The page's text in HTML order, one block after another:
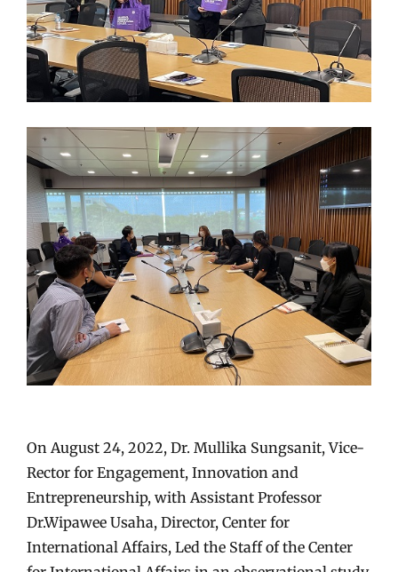
On August 24, 2022, Dr. Mullika Sungsanit, Vice-
Rector for Engagement, Innovation and
Entrepreneurship, with Assistant Professor
Dr.Wipawee Usaha, Director, Center for
International Affairs, Led the Staff of the Center